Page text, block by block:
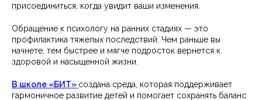
присоединиться, когда увидит ваши изменения.
Обращение к психологу на ранних стадиях — это
профилактика тяжелых последствий. Чем раньше вы
начнете, тем быстрее и мягче подросток вернется к
здоровой и насыщенной жизни.
В школе «БИТ» создана среда, которая поддерживает
гармоничное развитие детей и помогает сохранять баланс